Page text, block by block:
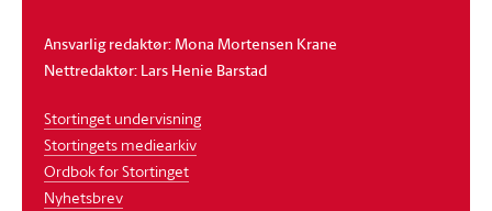
Ansvarlig redaktør: Mona Mortensen Krane
Nettredaktør: Lars Henie Barstad
Stortinget undervisning
Stortingets mediearkiv
Ordbok for Stortinget
Nyhetsbrev